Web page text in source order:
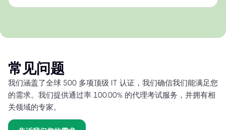
常见问题
我们涵盖了全球 500 多项顶级 IT 认证，我们确信我们能满足您
的需求。我们提供通过率 100.00% 的代理考试服务，并拥有相
关领域的专家。